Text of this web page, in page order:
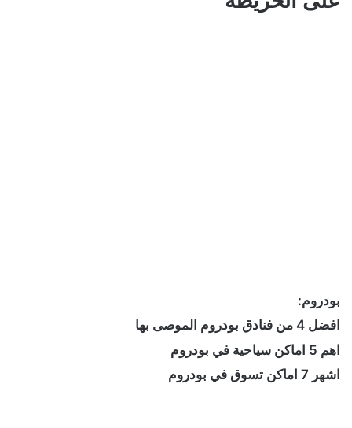
بودروم:
افضل 4 من فنادق بودروم الموصى بها
اهم 5 اماكن سياحية في بودروم
اشهر 7 اماكن تسوق في بودروم